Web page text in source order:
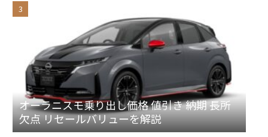
オーラニスモ乗り出し価格 値引き 納期 長所
欠点 リセールバリューを解説